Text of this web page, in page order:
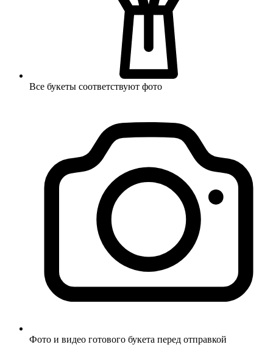
Все букеты соответствуют фото
Фото и видео готового букета перед отправкой